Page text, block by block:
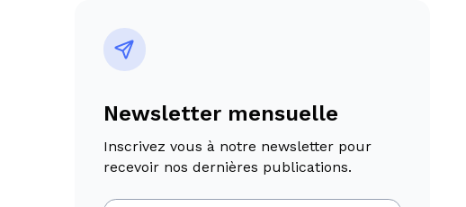
Newsletter mensuelle
Inscrivez vous à notre newsletter pour
recevoir nos dernières publications.